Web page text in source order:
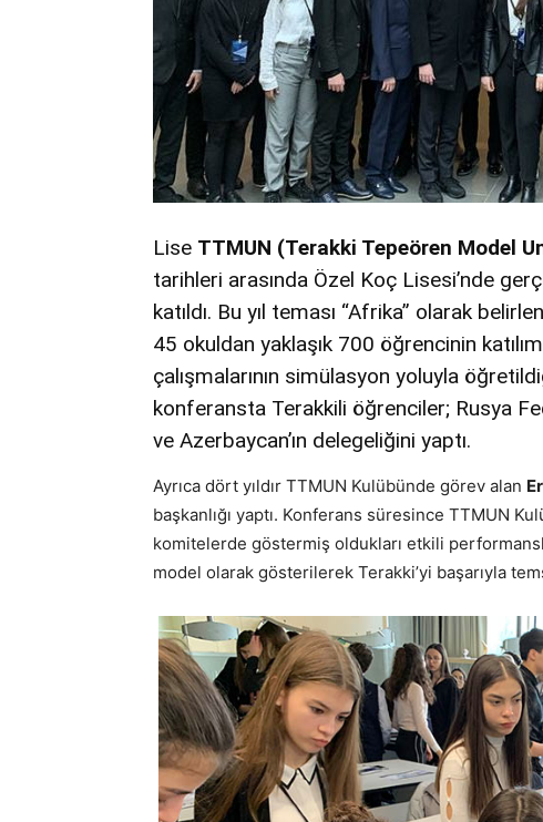
Lise TTMUN (Terakki Tepeören Model
tarihleri arasında Özel Koç Lisesi’nde
katıldı. Bu yıl teması “Afrika” olarak
45 okuldan yaklaşık 700 öğrencinin
çalışmalarının simülasyon yoluyla
konferansta Terakkili öğrenciler; Rusya
ve Azerbaycan’ın delegeliğini yaptı.
Ayrıca dört yıldır TTMUN Kulübünde görev alan
başkanlığı yaptı. Konferans süresince TTMUN
komitelerde göstermiş oldukları etkili
model olarak gösterilerek Terakki’yi başarıyla